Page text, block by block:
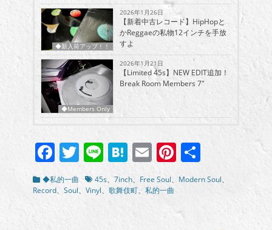
◆新入荷アップ！！
2026年1月26日
【新着中古レコード】HipHopと
かReggaeの私物12インチを手放
すよ
◆Members Only
2026年1月21日
【Limited 45s】NEW EDIT追加！
Break Room Members 7″
Facebook
Twitter
LineHatena
EmailPinterest
有
カ
テ
◆私的一曲
タ
グ
45s、 7inch、 Free Soul、 Modern Soul、
Record、 Soul、 Vinyl、 歌舞伎町、 私的一曲